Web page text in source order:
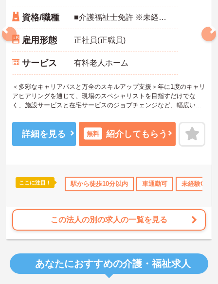
育児補助 年間休日110日以上 ブランクOK 資格取得サポート
資格/職種 ■介護福祉士免許 ※未経験・ブランク可
雇用形態 正社員(正職員)
サービス 有料老人ホーム
＜多彩なキャリアパスと万全のスキルアップ支援＞年に1度のキャリ
アヒアリングを通じて、現場のスペシャリストを目指すだけでな
く、施設サービスと在宅サービスのジョブチェンジなど、幅広い経
＜プライベートも充実させる嬉しい福利厚生＞仕事の疲れを癒やす
ための制度も充実しています。各地のレジャー施設や宿泊が最大8
0％オフになる優待制度や、勤続5年ごとの「特別連続有給休暇（5
＜＜ICT導入が進む効率的な現場で、身体的負担を減らしケアに専念
＞スマホ記録や睡眠測定センサー等の導入で月400時間の生産性向上
詳細を見る 無料 紹介してもらう
ここに注目！ 駅から徒歩10分以内 車通勤可 未経験OK
この法人の別の求人の一覧を見る
あなたにおすすめの介護・福祉求人